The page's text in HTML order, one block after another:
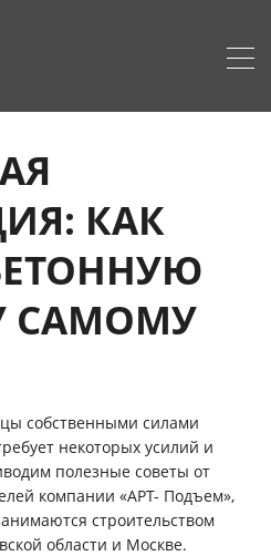
КАК
САМОМУ
собственными силами
некоторых усилий и
полезные советы от
компании «АРТ- Подъем»,
строительством
области и Москве.